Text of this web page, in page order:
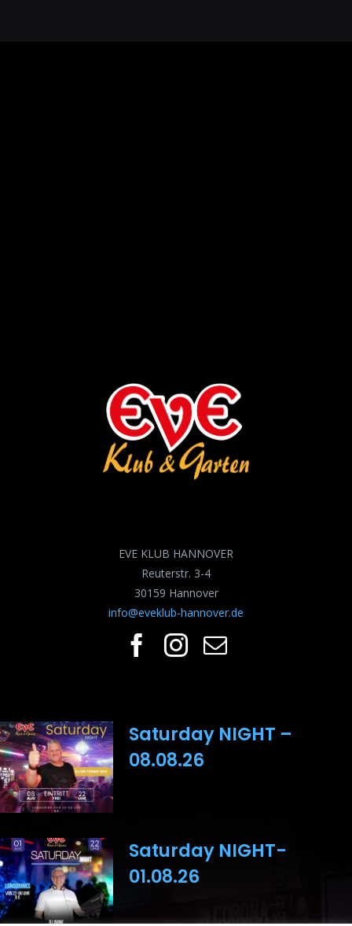
EVE KLUB HANNOVER
Reuterstr. 3-4
30159 Hannover
info@eveklub-hannover.de
Saturday NIGHT –
08.08.26
Saturday NIGHT-
01.08.26